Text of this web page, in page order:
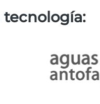
tecnología: